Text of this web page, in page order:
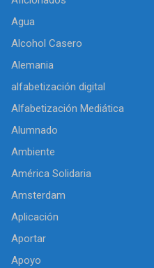
Agua
Alcohol Casero
Alemania
alfabetización digital
Alfabetización Mediática
Alumnado
Ambiente
América Solidaria
Amsterdam
Aplicación
Aportar
Apoyo